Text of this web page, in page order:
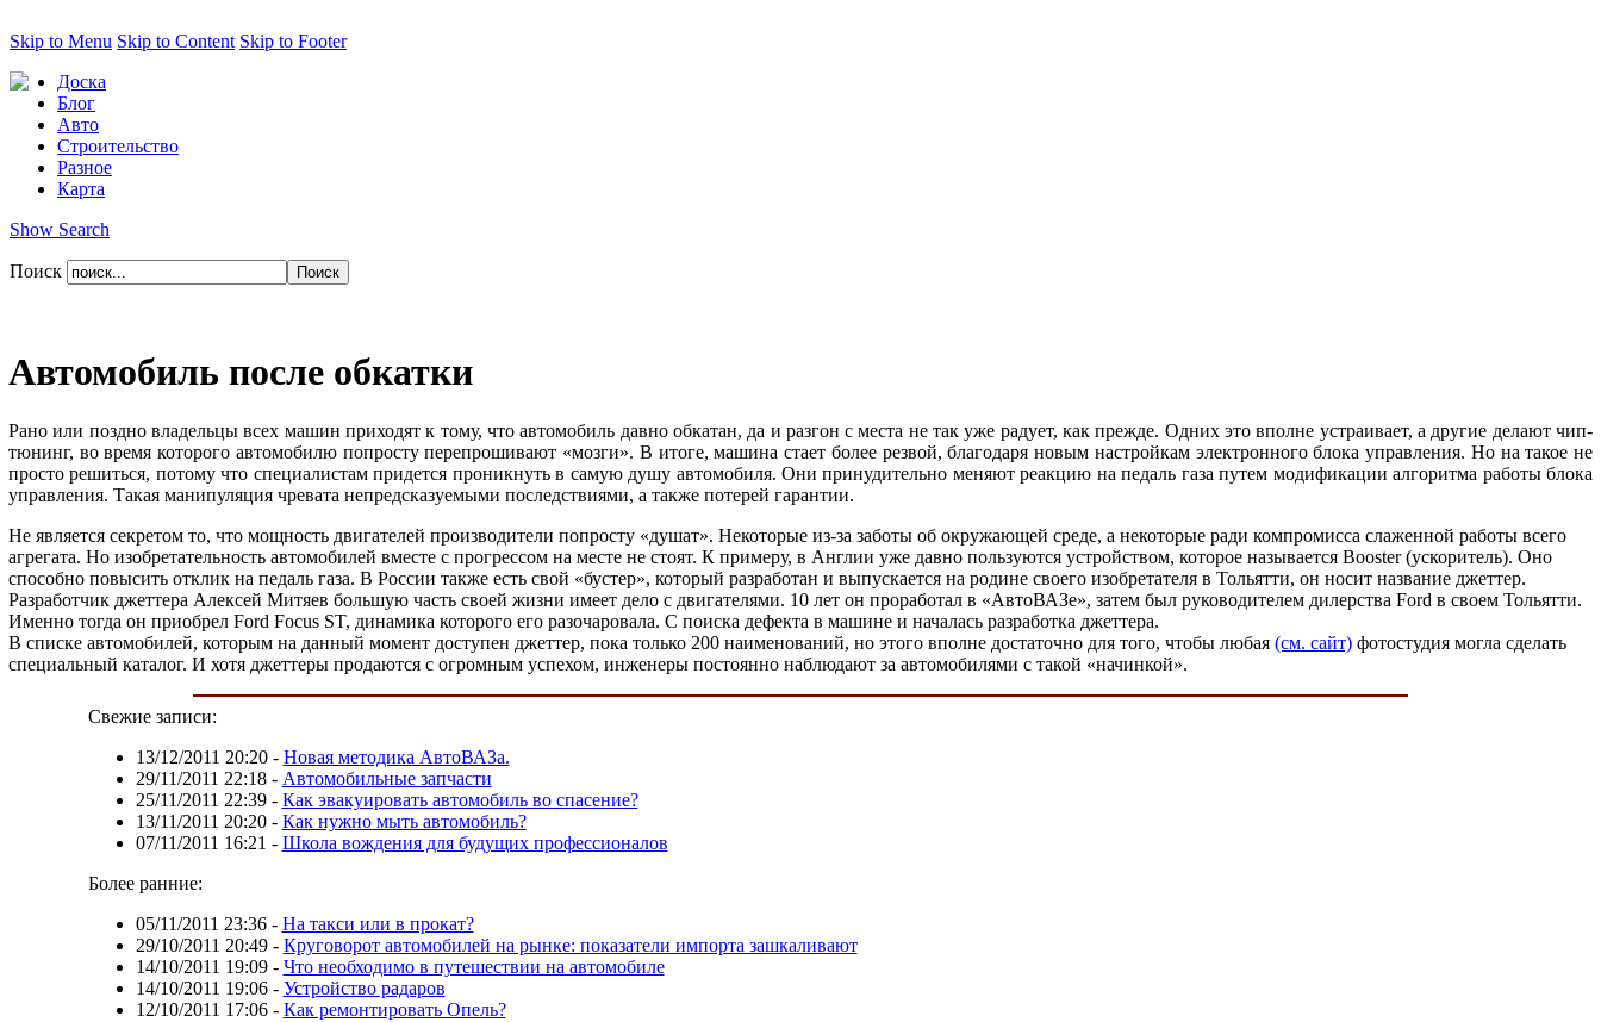
Skip to Menu Skip to Content Skip to Footer
Доска
Блог
Авто
Строительство
Разное
Карта
Show Search
Поиск
Автомобиль после обкатки
Рано или поздно владельцы всех машин приходят к тому, что автомобиль давно обкатан, да и разгон с места не так уже радует, как прежде. Одних это вполне устраивает, а другие делают чип-
тюнинг, во время которого автомобилю попросту перепрошивают «мозги». В итоге, машина стает более резвой, благодаря новым настройкам электронного блока управления. Но на такое не
просто решиться, потому что специалистам придется проникнуть в самую душу автомобиля. Они принудительно меняют реакцию на педаль газа путем модификации алгоритма работы блока
управления. Такая манипуляция чревата непредсказуемыми последствиями, а также потерей гарантии.
Не является секретом то, что мощность двигателей производители попросту «душат». Некоторые из-за заботы об окружающей среде, а некоторые ради компромисса слаженной работы всего
агрегата. Но изобретательность автомобилей вместе с прогрессом на месте не стоят. К примеру, в Англии уже давно пользуются устройством, которое называется Booster (ускоритель). Оно
способно повысить отклик на педаль газа. В России также есть свой «бустер», который разработан и выпускается на родине своего изобретателя в Тольятти, он носит название джеттер.
Разработчик джеттера Алексей Митяев большую часть своей жизни имеет дело с двигателями. 10 лет он проработал в «АвтоВАЗе», затем был руководителем дилерства Ford в своем Тольятти.
Именно тогда он приобрел Ford Focus ST, динамика которого его разочаровала. С поиска дефекта в машине и началась разработка джеттера.
В списке автомобилей, которым на данный момент доступен джеттер, пока только 200 наименований, но этого вполне достаточно для того, чтобы любая (см. сайт) фотостудия могла сделать
специальный каталог. И хотя джеттеры продаются с огромным успехом, инженеры постоянно наблюдают за автомобилями с такой «начинкой».
Свежие записи:
13/12/2011 20:20- Новая методика АвтоВАЗа.
29/11/2011 22:18- Автомобильные запчасти
25/11/2011 22:39- Как эвакуировать автомобиль во спасение?
13/11/2011 20:20- Как нужно мыть автомобиль?
07/11/2011 16:21 - Школа вождения для будущих профессионалов
Более ранние:
05/11/2011 23:36- На такси или в прокат?
29/10/2011 20:49- Круговорот автомобилей на рынке: показатели импорта зашкаливают
14/10/2011 19:09- Что необходимо в путешествии на автомобиле
14/10/2011 19:06- Устройство радаров
12/10/2011 17:06- Как ремонтировать Опель?